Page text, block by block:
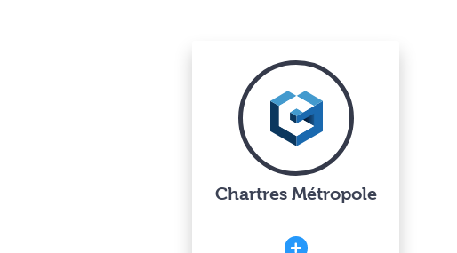
Chartres Métropole